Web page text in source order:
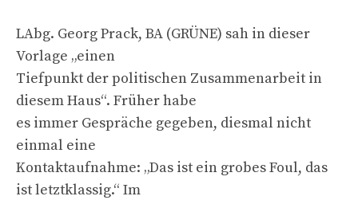
LAbg. Georg Prack, BA (GRÜNE) sah in dieser
Vorlage „einen
Tiefpunkt der politischen Zusammenarbeit in
diesem Haus“. Früher habe
es immer Gespräche gegeben, diesmal nicht
einmal eine
Kontaktaufnahme: „Das ist ein grobes Foul, das
ist letztklassig.“ Im